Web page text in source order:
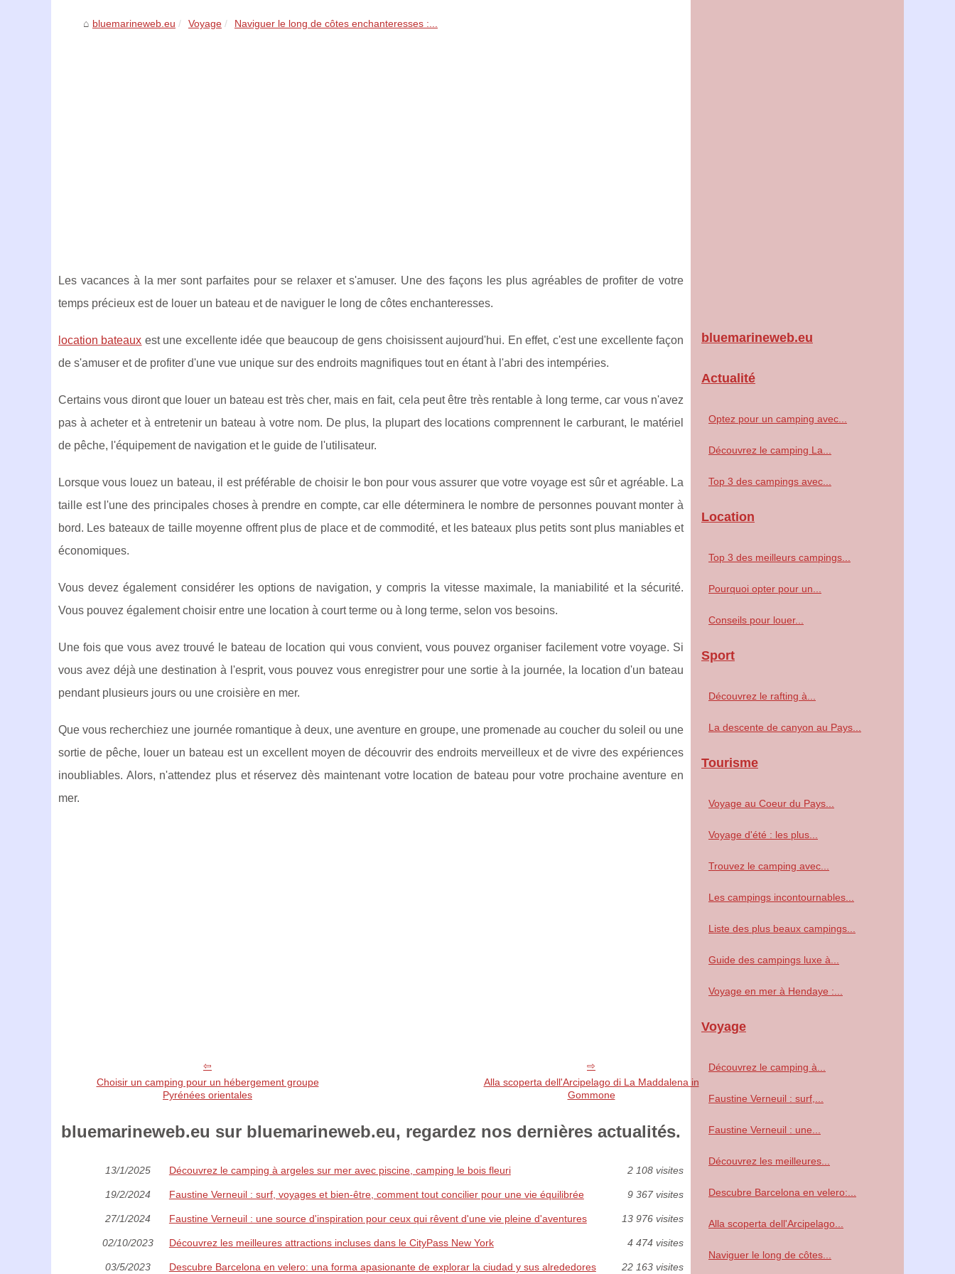
bluemarineweb.eu Voyage Naviguer le long de côtes enchanteresses :...
Les vacances à la mer sont parfaites pour se relaxer et s'amuser. Une des façons les plus agréables de profiter de votre
temps précieux est de louer un bateau et de naviguer le long de côtes enchanteresses.
location bateaux est une excellente idée que beaucoup de gens choisissent aujourd'hui. En effet, c'est une excellente façon
de s'amuser et de profiter d'une vue unique sur des endroits magnifiques tout en étant à l'abri des intempéries.
Certains vous diront que louer un bateau est très cher, mais en fait, cela peut être très rentable à long terme, car vous n'avez
pas à acheter et à entretenir un bateau à votre nom. De plus, la plupart des locations comprennent le carburant, le matériel
de pêche, l'équipement de navigation et le guide de l'utilisateur.
Lorsque vous louez un bateau, il est préférable de choisir le bon pour vous assurer que votre voyage est sûr et agréable. La
taille est l'une des principales choses à prendre en compte, car elle déterminera le nombre de personnes pouvant monter à
bord. Les bateaux de taille moyenne offrent plus de place et de commodité, et les bateaux plus petits sont plus maniables et
économiques.
Vous devez également considérer les options de navigation, y compris la vitesse maximale, la maniabilité et la sécurité.
Vous pouvez également choisir entre une location à court terme ou à long terme, selon vos besoins.
Une fois que vous avez trouvé le bateau de location qui vous convient, vous pouvez organiser facilement votre voyage. Si
vous avez déjà une destination à l'esprit, vous pouvez vous enregistrer pour une sortie à la journée, la location d'un bateau
pendant plusieurs jours ou une croisière en mer.
Que vous recherchiez une journée romantique à deux, une aventure en groupe, une promenade au coucher du soleil ou une
sortie de pêche, louer un bateau est un excellent moyen de découvrir des endroits merveilleux et de vivre des expériences
inoubliables. Alors, n'attendez plus et réservez dès maintenant votre location de bateau pour votre prochaine aventure en
mer.
Choisir un camping pour un hébergement groupe
Pyrénées orientales
Alla scoperta dell'Arcipelago di La Maddalena in
Gommone
bluemarineweb.eu sur bluemarineweb.eu, regardez nos dernières actualités.
13/1/2025 Découvrez le camping à argeles sur mer avec piscine, camping le bois fleuri 2 108 visites
19/2/2024 Faustine Verneuil : surf, voyages et bien-être, comment tout concilier pour une vie équilibrée 9 367 visites
27/1/2024 Faustine Verneuil : une source d'inspiration pour ceux qui rêvent d'une vie pleine d'aventures 13 976 visites
02/10/2023 Découvrez les meilleures attractions incluses dans le CityPass New York 4 474 visites
03/5/2023 Descubre Barcelona en velero: una forma apasionante de explorar la ciudad y sus alrededores 22 163 visites
bluemarineweb.eu
Actualité
Optez pour un camping avec...
Découvrez le camping La...
Top 3 des campings avec...
Location
Top 3 des meilleurs campings...
Pourquoi opter pour un...
Conseils pour louer...
Sport
Découvrez le rafting à...
La descente de canyon au Pays...
Tourisme
Voyage au Coeur du Pays...
Voyage d'été : les plus...
Trouvez le camping avec...
Les campings incontournables...
Liste des plus beaux campings...
Guide des campings luxe à...
Voyage en mer à Hendaye :...
Voyage
Découvrez le camping à...
Faustine Verneuil : surf,...
Faustine Verneuil : une...
Découvrez les meilleures...
Descubre Barcelona en velero:...
Alla scoperta dell'Arcipelago...
Naviguer le long de côtes...